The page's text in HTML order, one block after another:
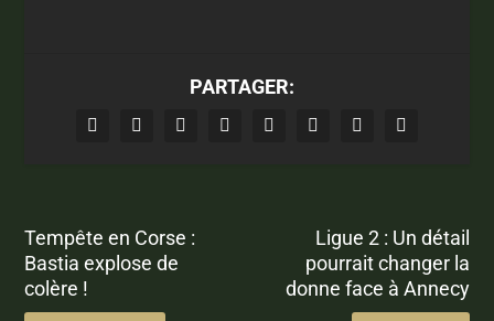
PARTAGER:
Tempête en Corse :
Bastia explose de
colère !
Ligue 2 : Un détail
pourrait changer la
donne face à Annecy